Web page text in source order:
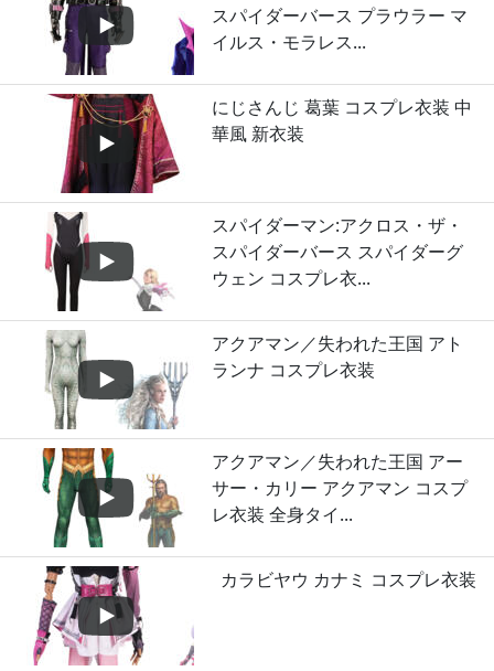
スパイダーバース プラウラー マ
イルス・モラレス...
にじさんじ 葛葉 コスプレ衣装 中
華風 新衣装
スパイダーマン:アクロス・ザ・
スパイダーバース スパイダーグ
ウェン コスプレ衣...
アクアマン／失われた王国 アト
ランナ コスプレ衣装
アクアマン／失われた王国 アー
サー・カリー アクアマン コスプ
レ衣装 全身タイ...
カラビヤウ カナミ コスプレ衣装